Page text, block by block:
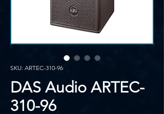
SKU: ARTEC-310-96
DAS Audio ARTEC-
310-96